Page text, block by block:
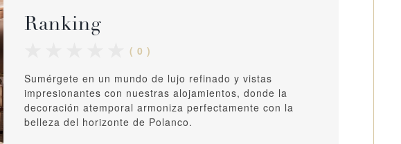
Ranking
( 0 )
Sumérgete en un mundo de lujo refinado y vistas
impresionantes con nuestras alojamientos, donde la
decoración atemporal armoniza perfectamente con la
belleza del horizonte de Polanco.